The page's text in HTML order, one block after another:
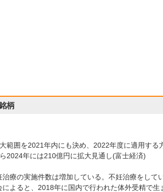
柄
範囲を2021年内にも決め、2022年度に適用する
2024年には210億円に拡大見通し(富士経済)
療の実施件数は増加している。不妊治療をして
よると、2018年に国内で行われた体外受精で生